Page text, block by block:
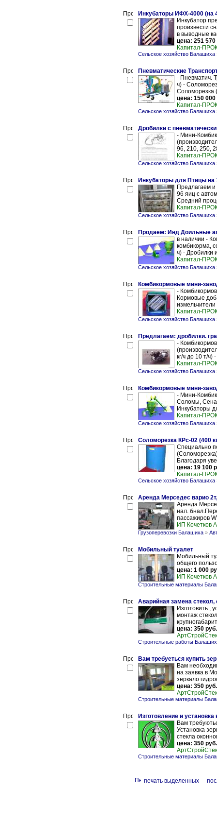
Инкубаторы ИФХ-4000 (на
Инкубатор
произвести
в выводные
цена: 251 570
Капитал-
Сельское хозяйство Балашиха
Пневматические
- Пневматич.
ч) -
Соломорезка
цена: 150 000
Капитал-
Сельское хозяйство Балашиха
Дробилки с
- Мини-
96, 210, 250,
Капитал-
Сельское хозяйство Балашиха
Инкубаторы для Птицы на
Предлагаем и
96 яиц с
Средний
Капитал-
Сельское хозяйство Балашиха
Продаем: Инд Доильные
в наличии -
комбикорма,
ч) - Дробилки
Капитал-
Сельское хозяйство Балашиха
Комбикормовые мини-
-
Кормовые
измельчители
Капитал-
Сельское хозяйство Балашиха
Предлагаем: дробилки.
-
кг/ч до 10 т/ч)
Капитал-
Сельское хозяйство Балашиха
Комбикормовые мини-
- Мини-
Соломы, Сена
Инкубаторы
Капитал-
Сельское хозяйство Балашиха
Соломорезка КРс-02 (400
Специально
Благодаря
цена: 19 100
Капитал-
Сельское хозяйство Балашиха
Аренда Мерседес варио
Аренда
нал.
пассажиров
ИП Кочетков
Грузоперевозки Балашиха »
Мобильный туалет
Мобильный
общего
цена: 1 000
ИП Кочетков
Строительные материалы
Аварийная замена стекол,
Изготовить ,
монтаж
цена: 350 руб.
Строительные работы
Вам требуеться купить
Вам
на заявка в
зеркало
цена: 350 руб.
Строительные материалы
Изготовление и установка
Вам
Установка
стекла
цена: 350 руб.
Строительные материалы
печать выделенных -